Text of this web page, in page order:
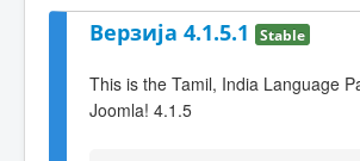
Верзија 4.1.5.1 Stable
This is the Tamil, India Language
Joomla! 4.1.5